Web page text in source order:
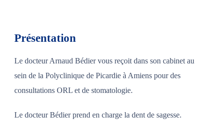
Présentation
Le docteur Arnaud Bédier vous reçoit dans son cabinet au
sein de la Polyclinique de Picardie à Amiens pour des
consultations ORL et de stomatologie.
Le docteur Bédier prend en charge la dent de sagesse.